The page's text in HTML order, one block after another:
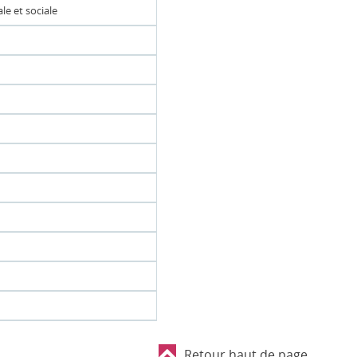
et sociale